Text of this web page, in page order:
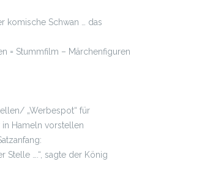
komische Schwan … das
= Stummfilm – Märchenfiguren
„Werbespot“ für
Hameln vorstellen
Stelle ….“, sagte der König